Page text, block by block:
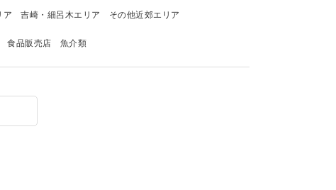
ア 吉崎・細呂木エリア その他近郊エリア
食品販売店 魚介類